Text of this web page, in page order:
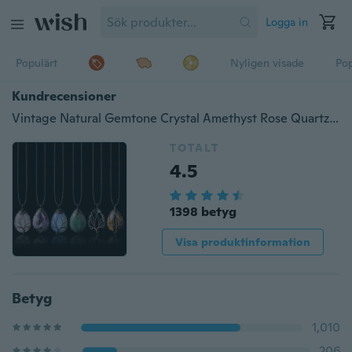
Logga in
Populärt Nyligen visade
Kundrecensioner
Vintage Natural Gemtone Crystal Amethyst Rose Quartz Tiger Eye Stone Water Drop Tree of Life Hängsmycke för kvinnor män smycken
TOTALT
4.5
1398 betyg
Visa produktinformation
Betyg
1,010